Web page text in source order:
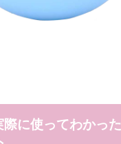
際に使ってわかっ